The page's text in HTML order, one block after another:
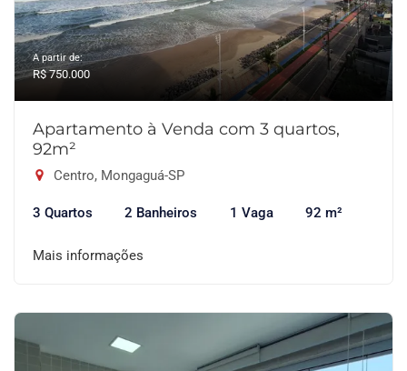
A partir de:
R$ 750.000
Apartamento à Venda com 3 quartos,
92m²
Centro, Mongaguá-SP
3 Quartos 2 Banheiros 1 Vaga 92 m²
Mais informações